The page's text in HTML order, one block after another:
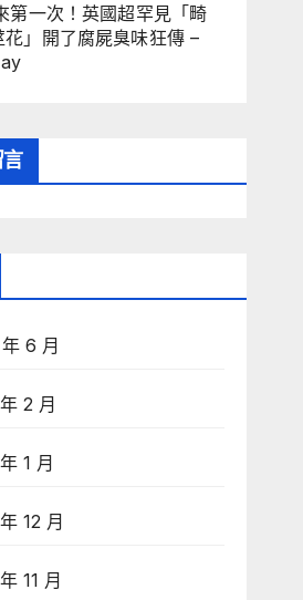
第一次！英國超罕見「畸
花」開了腐屍臭味狂傳 –
6 月
2 月
1 月
12 月
11 月